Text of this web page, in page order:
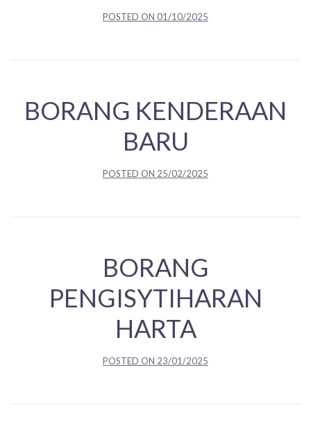
POSTED ON 01/10/2025
BORANG KENDERAAN
BARU
POSTED ON 25/02/2025
BORANG
PENGISYTIHARAN
HARTA
POSTED ON 23/01/2025